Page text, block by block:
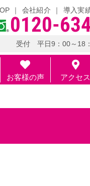
会社紹介 導入実
0120-
受付 平日9：00～18
お客様の声 アクセス